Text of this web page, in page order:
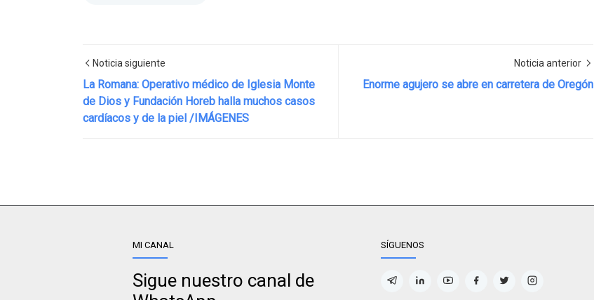
Noticia siguiente
La Romana: Operativo médico de Iglesia Monte
de Dios y Fundación Horeb halla muchos casos
cardíacos y de la piel /IMÁGENES
Noticia anterior
Enorme agujero se abre en carretera de Oregón
MI CANAL
Sigue nuestro canal de
SÍGUENOS